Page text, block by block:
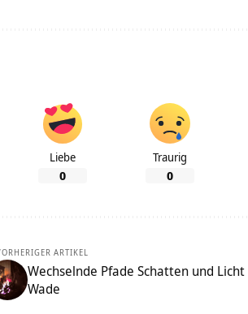
Liebe
0
Traurig
0
ARTIKEL
Wechselnde Pfade Schatten und
Wade